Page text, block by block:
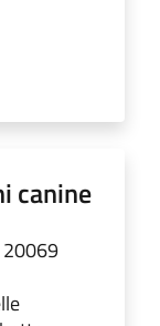
canine
20069